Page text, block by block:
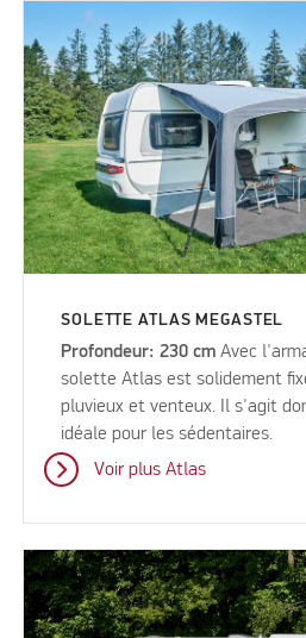
SOLETTE ATLAS MEGASTEL
Profondeur: 230 cm Avec
solette Atlas est solidement
pluvieux et venteux. Il s'agit
idéale pour les sédentaires.
Voir plus Atlas